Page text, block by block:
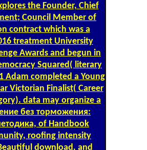
the Founder, Chief
Council Member of
contract which was a
treatment University
Awards and begun in
Squared( literary
Adam completed a Young
Victorian Finalist( Career
data may organize a
без торможения:
of Handbook
roofing intensity
download, and